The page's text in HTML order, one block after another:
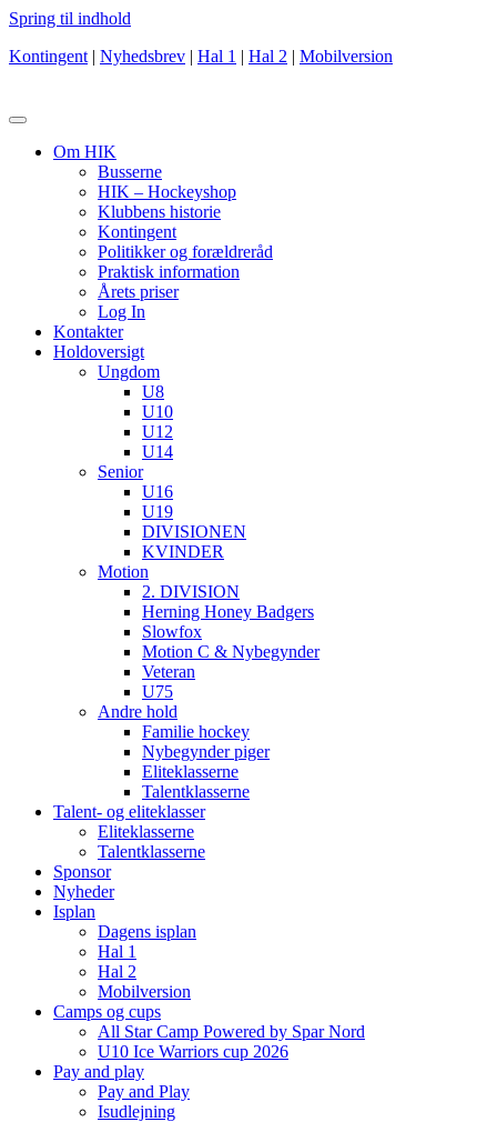
Spring til indhold
Kontingent | Nyhedsbrev | Hal 1 | Hal 2 | Mobilversion
Om HIK
Busserne
HIK – Hockeyshop
Klubbens historie
Kontingent
Politikker og forældreråd
Praktisk information
Årets priser
Log In
Kontakter
Holdoversigt
Ungdom
U8
U10
U12
U14
Senior
U16
U19
DIVISIONEN
KVINDER
Motion
2. DIVISION
Herning Honey Badgers
Slowfox
Motion C & Nybegynder
Veteran
U75
Andre hold
Familie hockey
Nybegynder piger
Eliteklasserne
Talentklasserne
Talent- og eliteklasser
Eliteklasserne
Talentklasserne
Sponsor
Nyheder
Isplan
Dagens isplan
Hal 1
Hal 2
Mobilversion
Camps og cups
All Star Camp Powered by Spar Nord
U10 Ice Warriors cup 2026
Pay and play
Pay and Play
Isudlejning